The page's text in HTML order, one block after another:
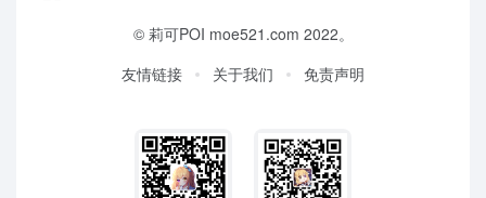
© 莉可POI moe521.com 2022。
友情链接
关于我们 免责声明